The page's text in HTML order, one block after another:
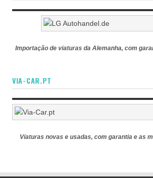
Importação de viaturas da Alemanha, com
VIA-CAR.PT
Viaturas novas e usadas, com garantia e as